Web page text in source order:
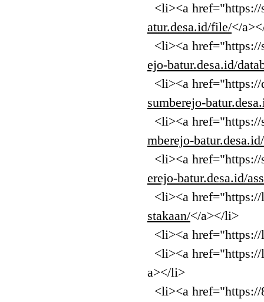
<li><a href="https://
atur.desa.id/file/</
<li><a href="https://
ejo-batur.desa.id/
<li><a href="https://
sumberejo-
<li><a href="https://
mberejo-
<li><a href="https://
erejo-batur.desa.id/
<li><a
stakaan/</a></li>
<li><a
<li><a
a></li>
<li><a href="https://